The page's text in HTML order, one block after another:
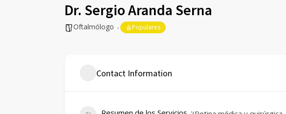
Dr. Sergio Aranda Serna
Oftalmólogo Populares
Contact Information